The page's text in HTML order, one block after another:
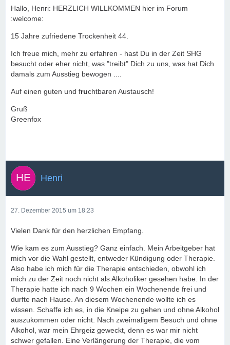
Hallo, Henri: HERZLICH WILLKOMMEN hier im Forum
:welcome:
15 Jahre zufriedene Trockenheit 44.
Ich freue mich, mehr zu erfahren - hast Du in der Zeit SHG
besucht oder eher nicht, was "treibt" Dich zu uns, was hat Dich
damals zum Ausstieg bewogen ....
Auf einen guten und fruchtbaren Austausch!
Gruß
Greenfox
Henri
27. Dezember 2015 um 18:23
Vielen Dank für den herzlichen Empfang.
Wie kam es zum Ausstieg? Ganz einfach. Mein Arbeitgeber hat
mich vor die Wahl gestellt, entweder Kündigung oder Therapie.
Also habe ich mich für die Therapie entschieden, obwohl ich
mich zu der Zeit noch nicht als Alkoholiker gesehen habe. In der
Therapie hatte ich nach 9 Wochen ein Wochenende frei und
durfte nach Hause. An diesem Wochenende wollte ich es
wissen. Schaffe ich es, in die Kneipe zu gehen und ohne Alkohol
auszukommen oder nicht. Nach zweimaligem Besuch und ohne
Alkohol, war mein Ehrgeiz geweckt, denn es war mir nicht
schwer gefallen. Eine Verlängerung der Therapie, die vom